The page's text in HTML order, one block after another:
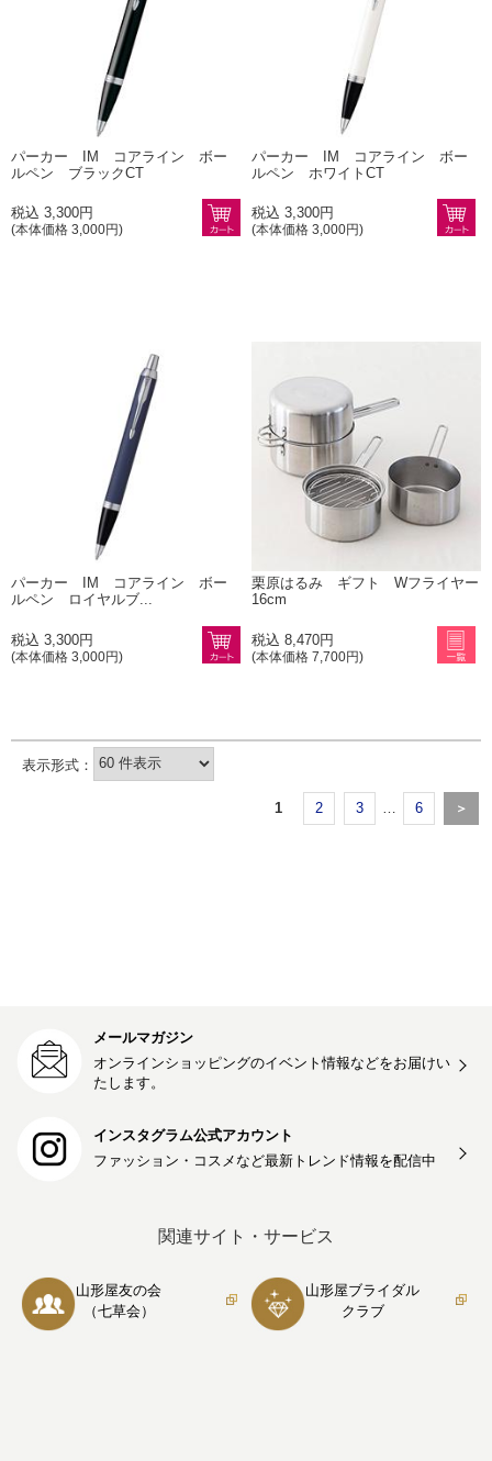
パーカー IM コアライン ボー
ルペン ブラックCT
税込 3,300円
(本体価格 3,000円)
パーカー IM コアライン ボー
ルペン ホワイトCT
税込 3,300円
(本体価格 3,000円)
パーカー IM コアライン ボー
ルペン ロイヤルブ...
税込 3,300円
(本体価格 3,000円)
栗原はるみ ギフト Wフライヤー
16cm
税込 8,470円
(本体価格 7,700円)
1 2 3 6 ＞
メールマガジン
オンラインショッピングのイベント情報などをお届けい
たします。
インスタグラム公式アカウント
ファッション・コスメなど最新トレンド情報を配信中
関連サイト・サービス
山形屋友の会
（七草会）
山形屋ブライダル
クラブ